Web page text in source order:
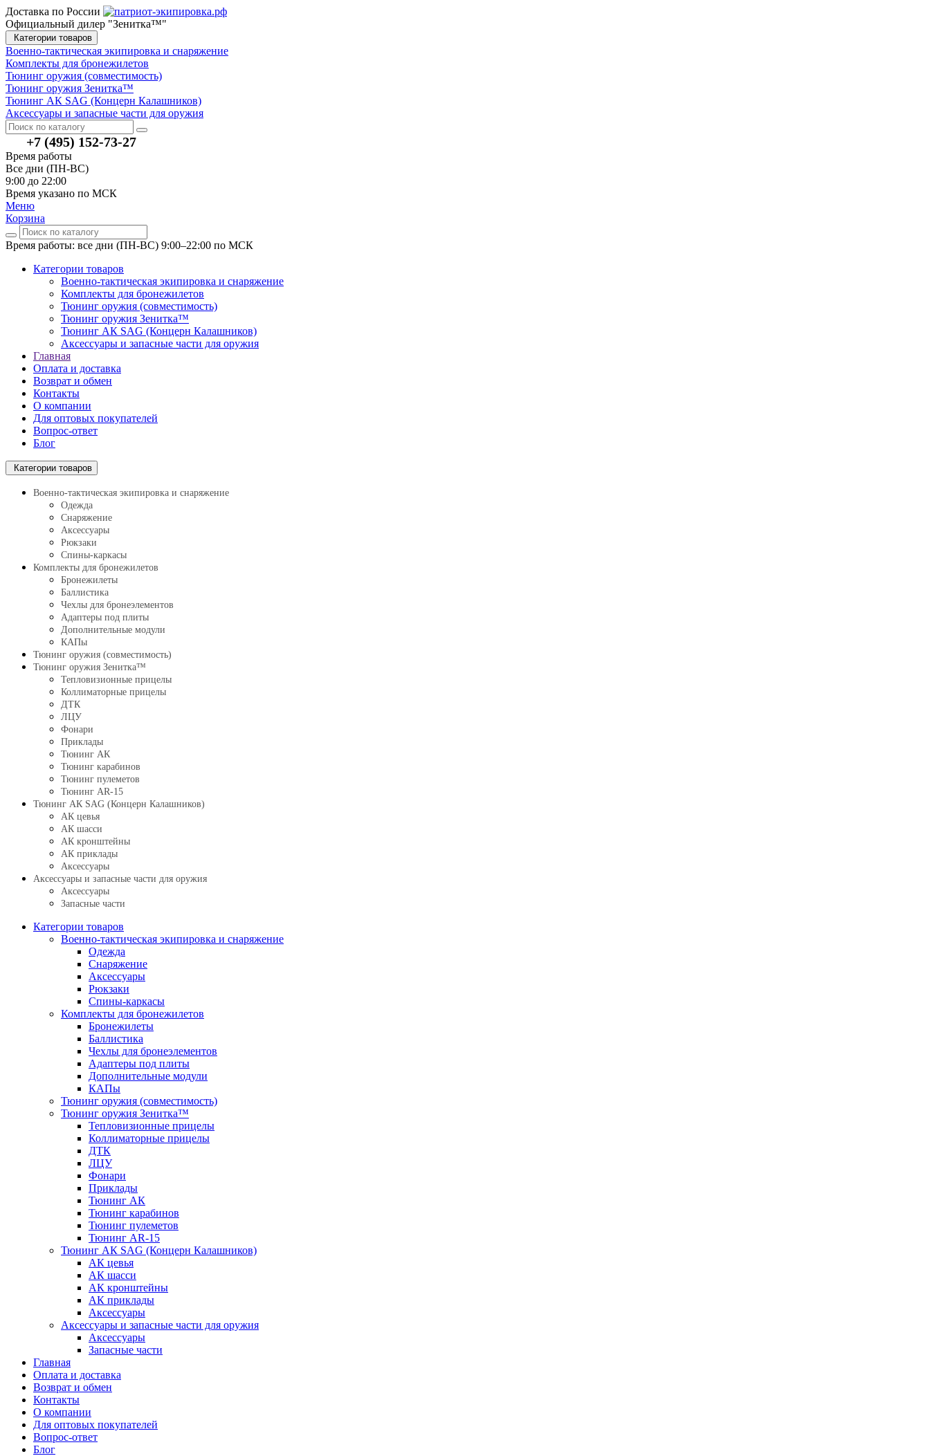
Доставка по России
Официальный дилер "Зенитка™"
Категории товаров
Военно-тактическая экипировка и снаряжение
Комплекты для бронежилетов
Тюнинг оружия (совместимость)
Тюнинг оружия Зенитка™
Тюнинг АК SAG (Концерн Калашников)
Аксессуары и запасные части для оружия
+7 (495) 152-73-27
Время работы
Все дни (ПН-ВС)
9:00 до 22:00
Время указано по МСК
Меню
Корзина
Время работы: все дни (ПН-ВС) 9:00–22:00 по МСК
Категории товаров
Военно-тактическая экипировка и снаряжение
Комплекты для бронежилетов
Тюнинг оружия (совместимость)
Тюнинг оружия Зенитка™
Тюнинг АК SAG (Концерн Калашников)
Аксессуары и запасные части для оружия
Главная
Оплата и доставка
Возврат и обмен
Контакты
О компании
Для оптовых покупателей
Вопрос-ответ
Блог
Категории товаров
Военно-тактическая экипировка и снаряжение
Одежда
Снаряжение
Аксессуары
Рюкзаки
Спины-каркасы
Комплекты для бронежилетов
Бронежилеты
Баллистика
Чехлы для бронеэлементов
Адаптеры под плиты
Дополнительные модули
КАПы
Тюнинг оружия (совместимость)
Тюнинг оружия Зенитка™
Тепловизионные прицелы
Коллиматорные прицелы
ДТК
ЛЦУ
Фонари
Приклады
Тюнинг АК
Тюнинг карабинов
Тюнинг пулеметов
Тюнинг AR-15
Тюнинг АК SAG (Концерн Калашников)
АК цевья
АК шасси
АК кронштейны
АК приклады
Аксессуары
Аксессуары и запасные части для оружия
Аксессуары
Запасные части
Категории товаров
Военно-тактическая экипировка и снаряжение
Одежда
Снаряжение
Аксессуары
Рюкзаки
Спины-каркасы
Комплекты для бронежилетов
Бронежилеты
Баллистика
Чехлы для бронеэлементов
Адаптеры под плиты
Дополнительные модули
КАПы
Тюнинг оружия (совместимость)
Тюнинг оружия Зенитка™
Тепловизионные прицелы
Коллиматорные прицелы
ДТК
ЛЦУ
Фонари
Приклады
Тюнинг АК
Тюнинг карабинов
Тюнинг пулеметов
Тюнинг AR-15
Тюнинг АК SAG (Концерн Калашников)
АК цевья
АК шасси
АК кронштейны
АК приклады
Аксессуары
Аксессуары и запасные части для оружия
Аксессуары
Запасные части
Главная
Оплата и доставка
Возврат и обмен
Контакты
О компании
Для оптовых покупателей
Вопрос-ответ
Блог